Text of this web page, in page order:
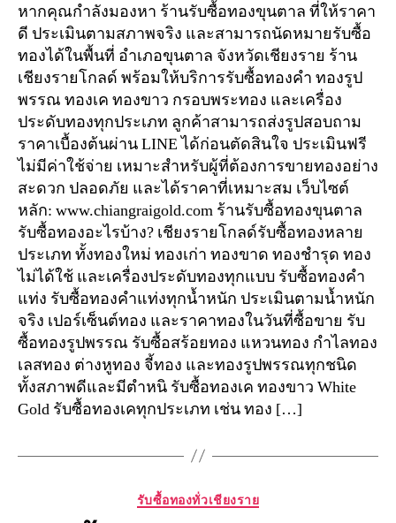
หากคุณกำลังมองหา ร้านรับซื้อทองขุนตาล ที่ให้ราคา
ดี ประเมินตามสภาพจริง และสามารถนัดหมายรับซื้อ
ทองได้ในพื้นที่ อำเภอขุนตาล จังหวัดเชียงราย ร้าน
เชียงรายโกลด์ พร้อมให้บริการรับซื้อทองคำ ทองรูป
พรรณ ทองเค ทองขาว กรอบพระทอง และเครื่อง
ประดับทองทุกประเภท ลูกค้าสามารถส่งรูปสอบถาม
ราคาเบื้องต้นผ่าน LINE ได้ก่อนตัดสินใจ ประเมินฟรี
ไม่มีค่าใช้จ่าย เหมาะสำหรับผู้ที่ต้องการขายทองอย่าง
สะดวก ปลอดภัย และได้ราคาที่เหมาะสม เว็บไซต์
หลัก: www.chiangraigold.com ร้านรับซื้อทองขุนตาล
รับซื้อทองอะไรบ้าง? เชียงรายโกลด์รับซื้อทองหลาย
ประเภท ทั้งทองใหม่ ทองเก่า ทองขาด ทองชำรุด ทอง
ไม่ได้ใช้ และเครื่องประดับทองทุกแบบ รับซื้อทองคำ
แท่ง รับซื้อทองคำแท่งทุกน้ำหนัก ประเมินตามน้ำหนัก
จริง เปอร์เซ็นต์ทอง และราคาทองในวันที่ซื้อขาย รับ
ซื้อทองรูปพรรณ รับซื้อสร้อยทอง แหวนทอง กำไลทอง
เลสทอง ต่างหูทอง จี้ทอง และทองรูปพรรณทุกชนิด
ทั้งสภาพดีและมีตำหนิ รับซื้อทองเค ทองขาว White
Gold รับซื้อทองเคทุกประเภท เช่น ทอง […]
Categories
รับซื้อทองทั่วเชียงราย